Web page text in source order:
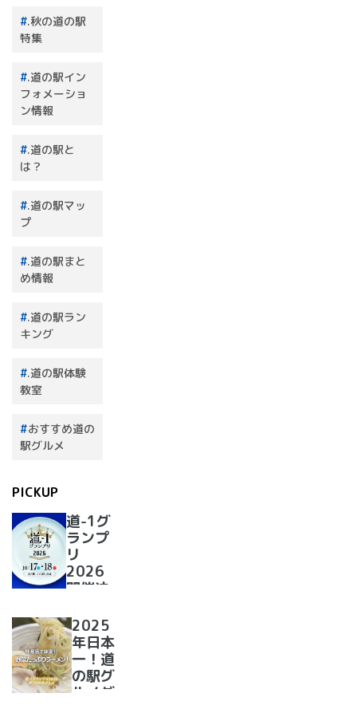
.秋の道の駅
特集
.道の駅イン
フォメーショ
ン情報
.道の駅と
は？
.道の駅マッ
プ
.道の駅まと
め情報
.道の駅ラン
キング
.道の駅体験
教室
おすすめ道の
駅グルメ
PICKUP
道-1グ
ランプ
リ
2026
開催決
2025
年日本
一！道
の駅グ
ルメグ